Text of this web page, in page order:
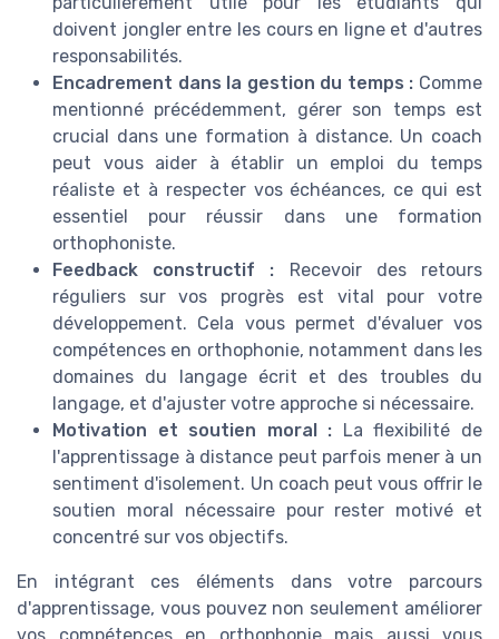
doivent jongler entre les cours en ligne et d'autres
responsabilités.
Encadrement dans la gestion du temps : Comme
mentionné précédemment, gérer son temps est
crucial dans une formation à distance. Un coach
peut vous aider à établir un emploi du temps
réaliste et à respecter vos échéances, ce qui est
essentiel pour réussir dans une formation
orthophoniste.
Feedback constructif : Recevoir des retours
réguliers sur vos progrès est vital pour votre
développement. Cela vous permet d'évaluer vos
compétences en orthophonie, notamment dans les
domaines du langage écrit et des troubles du
langage, et d'ajuster votre approche si nécessaire.
Motivation et soutien moral : La flexibilité de
l'apprentissage à distance peut parfois mener à un
sentiment d'isolement. Un coach peut vous offrir le
soutien moral nécessaire pour rester motivé et
concentré sur vos objectifs.
En intégrant ces éléments dans votre parcours
d'apprentissage, vous pouvez non seulement améliorer
vos compétences en orthophonie mais aussi vous